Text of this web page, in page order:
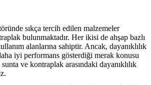
sıkça tercih edilen malzemeler
bulunmaktadır. Her ikisi de ahşap bazlı
alanlarına sahiptir. Ancak, dayanıklılık
iyi performans gösterdiği merak konusu
ve kontraplak arasındaki dayanıklılık